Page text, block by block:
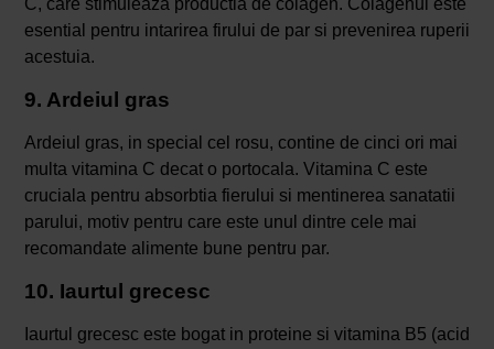
esential pentru intarirea firului de par si prevenirea ruperii
acestuia.
9. Ardeiul gras
Ardeiul gras, in special cel rosu, contine de cinci ori mai
multa vitamina C decat o portocala. Vitamina C este
cruciala pentru absorbtia fierului si mentinerea sanatatii
parului, motiv pentru care este unul dintre cele mai
recomandate alimente bune pentru par.
10. Iaurtul grecesc
Iaurtul grecesc este bogat in proteine si vitamina B5 (acid